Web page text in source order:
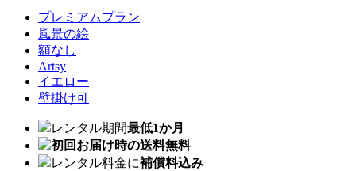
プレミアムプラン
風景の絵
額なし
Artsy
イエロー
壁掛け可
レンタル期間最低1か月
初回お届け時の送料無料
レンタル料金に補償料込み